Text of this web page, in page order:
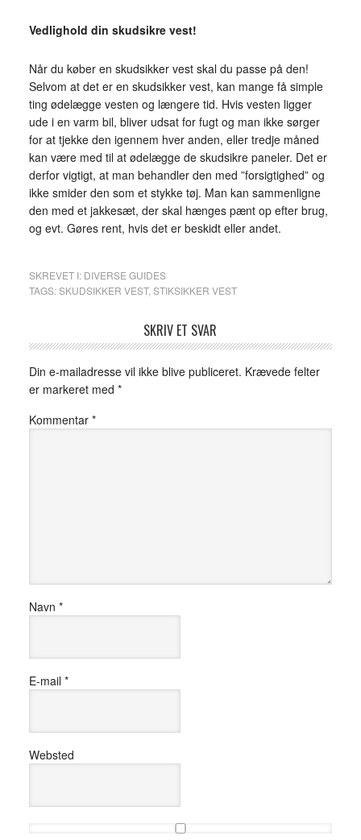
Vedlighold din skudsikre vest!
Når du køber en skudsikker vest skal du passe på den!
Selvom at det er en skudsikker vest, kan mange få simple
ting ødelægge vesten og længere tid. Hvis vesten ligger
ude i en varm bil, bliver udsat for fugt og man ikke sørger
for at tjekke den igennem hver anden, eller tredje måned
kan være med til at ødelægge de skudsikre paneler. Det er
derfor vigtigt, at man behandler den med ”forsigtighed” og
ikke smider den som et stykke tøj. Man kan sammenligne
den med et jakkesæt, der skal hænges pænt op efter brug,
og evt. Gøres rent, hvis det er beskidt eller andet.
SKREVET I: DIVERSE GUIDES
TAGS:SKUDSIKKER VEST, STIKSIKKER VEST
SKRIV ET SVAR
Din e-mailadresse vil ikke blive publiceret. Krævede felter
er markeret med *
Kommentar *
Navn *
E-mail *
Websted